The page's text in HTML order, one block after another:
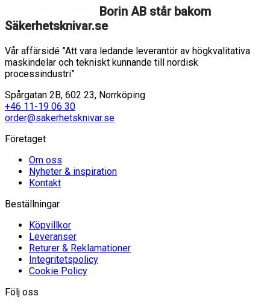
Borin AB står bakom
Säkerhetsknivar.se
Vår affärsidé ”Att vara ledande leverantör av högkvalitativa
maskindelar och tekniskt kunnande till nordisk
processindustri”
Spårgatan 2B, 602 23, Norrköping
+46 11-19 06 30
order@sakerhetsknivar.se
Företaget
Om oss
Nyheter & inspiration
Kontakt
Beställningar
Köpvillkor
Leveranser
Returer & Reklamationer
Integritetspolicy
Cookie Policy
Följ oss